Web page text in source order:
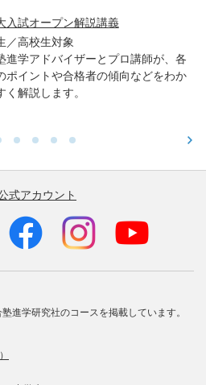
入試オープン解説講義
／高校生対象
進学アドバイザーとプロ講師が、各
ポイントや合格者の傾向などをわか
く解説します。
式アカウント
進学研究社のコースを掲載しています。